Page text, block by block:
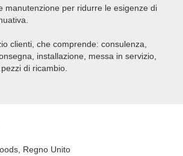
manutenzione per ridurre le esigenze di
clienti, che comprende: consulenza,
installazione, messa in servizio,
di ricambio.
Regno Unito